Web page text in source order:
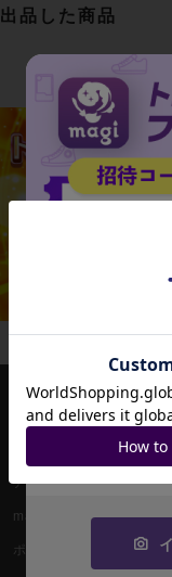
出品した商品
magiについて
アプリ版magi
magi運営店舗一覧
ポケカ専門magi通販